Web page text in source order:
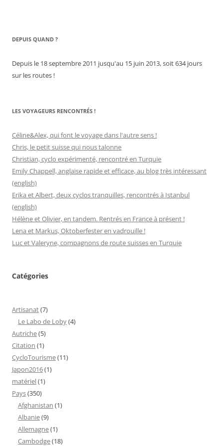
DEPUIS QUAND ?
Depuis le 18 septembre 2011 jusqu'au 15 juin 2013, soit 634 jours
sur les routes !
LES VOYAGEURS RENCONTRÉS !
Céline&Alex, qui font le voyage dans l'autre sens !
Chris, le petit suisse qui nous talonne
Christian, cyclo expérimenté, rencontré en Turquie
Emily Chappell, anglaise rapide et efficace, au blog très intéressant
(english)
Erika et Albert, deux cyclos tranquilles, rencontrés à Istanbul
(english)
Hélène et Olivier, en tandem. Rentrés en France à présent !
Lena et Markus, Oktoberfester en vadrouille !
Luc et Valeryne, compagnons de route suisses en Turquie
Catégories
Artisanat(7)
Le Labo de Loby(4)
Autriche(5)
Citation (1)
CycloTourisme(11)
Japon2016(1)
matériel(1)
Pays(350)
Afghanistan (1)
Albanie(9)
Allemagne(1)
Cambodge(18)